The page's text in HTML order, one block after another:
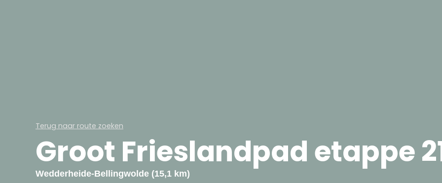
Terug naar route zoeken
Groot Frieslandpad etappe
Wedderheide-Bellingwolde (15,1 km)